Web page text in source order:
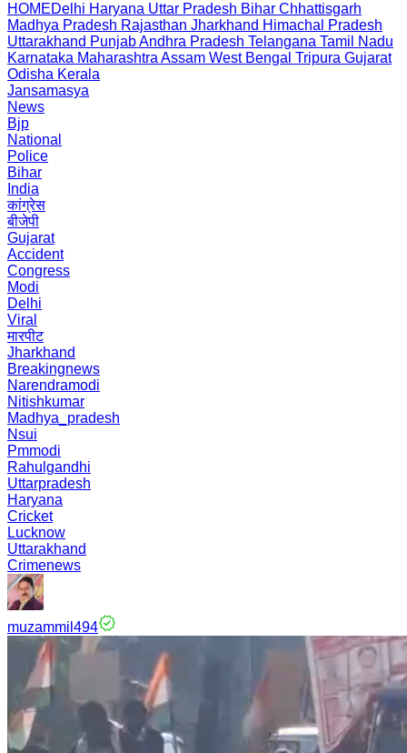
HOMEDelhi Haryana Uttar Pradesh Bihar Chhattisgarh
Madhya Pradesh Rajasthan Jharkhand Himachal Pradesh
Uttarakhand PunjabAndhra Pradesh Telangana Tamil Nadu
Karnataka Maharashtra Assam West Bengal Tripura Gujarat
Odisha Kerala
Jansamasya
News
Bjp
National
Police
Bihar
India
कांग्रेस
बीजेपी
Gujarat
Accident
Congress
Modi
Delhi
Viral
मारपीट
Jharkhand
Breakingnews
Narendramodi
Nitishkumar
Madhya_pradesh
Nsui
Pmmodi
Rahulgandhi
Uttarpradesh
Haryana
Cricket
Lucknow
Uttarakhand
Crimenews
muzammil494